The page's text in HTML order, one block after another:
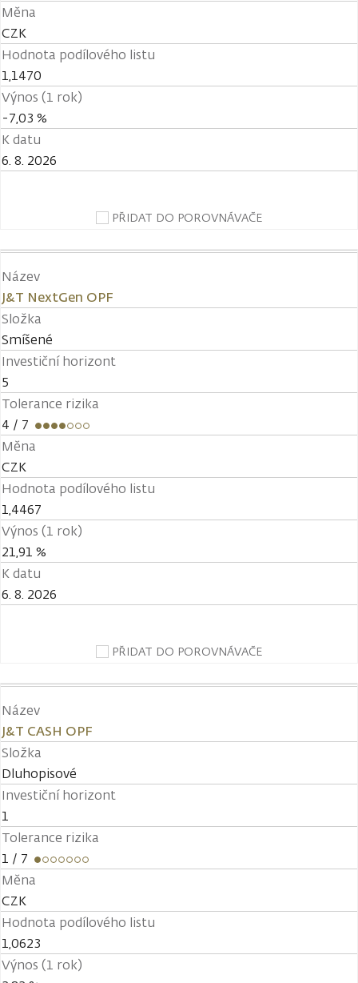
Měna
CZK
Hodnota podílového listu
1,1470
Výnos (1 rok)
-7,03 %
K datu
6. 8. 2026
PŘIDAT DO POROVNÁVAČE
Název
J&T NextGen OPF
Složka
Smíšené
Investiční horizont
5
Tolerance rizika
4 / 7
Měna
CZK
Hodnota podílového listu
1,4467
Výnos (1 rok)
21,91 %
K datu
6. 8. 2026
PŘIDAT DO POROVNÁVAČE
Název
J&T CASH OPF
Složka
Dluhopisové
Investiční horizont
1
Tolerance rizika
1 / 7
Měna
CZK
Hodnota podílového listu
1,0623
Výnos (1 rok)